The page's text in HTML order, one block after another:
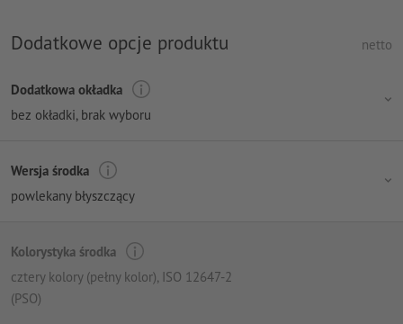
Dodatkowe opcje produktu netto
Dodatkowa okładka
bez okładki, brak wyboru
Wersja środka
powlekany błyszczący
Kolorystyka środka
cztery kolory (pełny kolor), ISO 12647-2
(PSO)